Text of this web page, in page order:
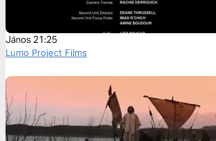
János 21:25
Lumo Project Films